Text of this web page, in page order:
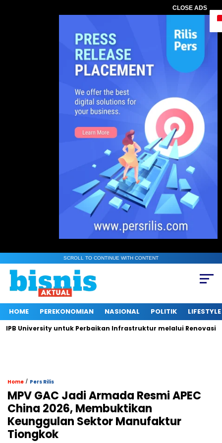
CLOSE ADS
SCROLL TO CONTINUE WITH CONTENT
HOME PEREKONOMIAN NASIONAL POLITIK LIFESTYLE
University untuk Perbaikan Infrastruktur melalui Renovasi
Home / Pers Rilis
MPV GAC Jadi Armada Resmi APEC
China 2026, Membuktikan
Keunggulan Sektor Manufaktur
Tiongkok